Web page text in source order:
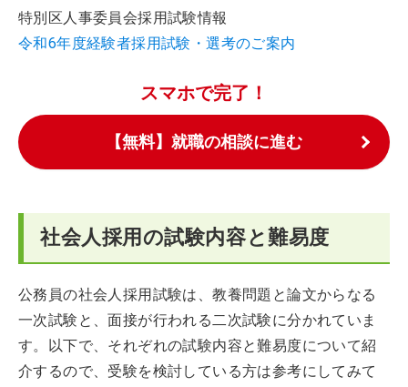
特別区人事委員会採用試験情報
令和6年度経験者採用試験・選考のご案内
スマホで完了！
【無料】就職の相談に進む
社会人採用の試験内容と難易度
公務員の社会人採用試験は、教養問題と論文からなる
一次試験と、面接が行われる二次試験に分かれていま
す。以下で、それぞれの試験内容と難易度について紹
介するので、受験を検討している方は参考にしてみて